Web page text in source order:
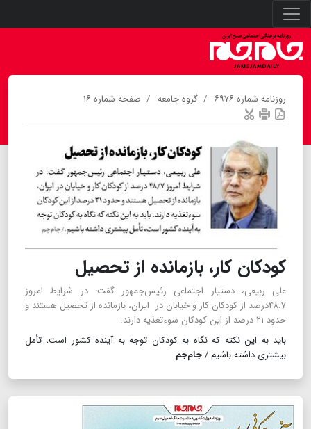
روزنامه شماره ۶۹۷۶ گروه جامعه صفحه شماره ۱۶
کودکان کار، بازمانده از تحصیل
علی ربیعی، دستیار اجتماعی رئیس‌جمهور گفت: در شرایط امروز
۴۸.۷درصد از کودکان کار و خیابان در ایران، بازمانده از تحصیل هستند و
حدود ۲۱ درصد از این کودکان سوء‌تغذیه دارند.
باید به این نکته که نگاه به کودکان توجه به آینده کشور است، تأمل
بیشتری داشته باشیم./جام‌جم